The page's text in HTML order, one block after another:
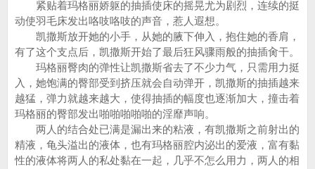
紧贴着玛格丽娇躯的抽插使床的摇晃尤为剧烈，连续的挺
动使羽毛床发出咯吱咯吱的声音，惹人遐想。
凯撒斯放开她的小手，从她的腋下伸入，抱住她的香肩，
有了这个支点后，凯撒斯开始了最后狂风骤雨般的抽插肏干。
玛格丽臀肉的弹性让凯撒斯省去了不少力气，只需用力挺
入，她饱满的臀部受到挤压就会自动弹开，凯撒斯的抽插越来
越猛，弹力就越来越大，使得抽插的幅度也逐渐加大，撞击着
玛格丽的臀部发出啪啪啪啪啪的淫靡声响。
两人的结合处已满是漏出来的粘液，有凯撒斯之前射出的
精液，龟头溢出的液体，也有玛格丽腔内泌出的爱液，富有黏
性的液体将两人的私处黏在一起，几乎不怎么用力，两人的相